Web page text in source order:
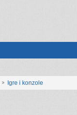
Igre i konzole